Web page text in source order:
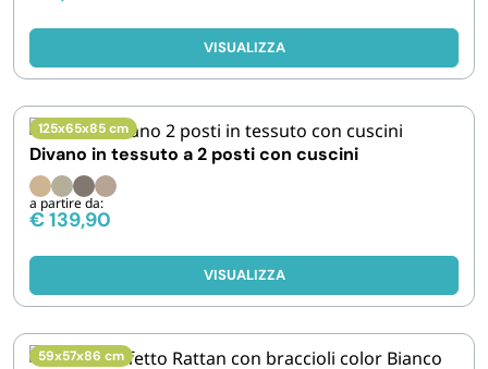
VISUALIZZA
125x65x85 cm
Divano in tessuto a 2 posti con cuscini
a partire da:
€139,90
VISUALIZZA
59x57x86 cm